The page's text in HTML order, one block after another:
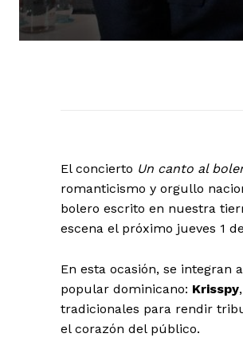
El concierto Un canto al
romanticismo y orgullo
bolero escrito en nuestra
escena el próximo jueves 1
En esta ocasión, se
popular dominicano: Krisspy,
tradicionales para rendir
el corazón del público.